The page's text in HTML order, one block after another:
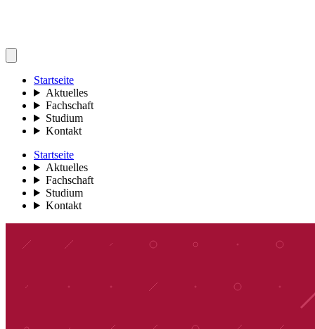
Startseite
Aktuelles
Fachschaft
Studium
Kontakt
Startseite
Aktuelles
Fachschaft
Studium
Kontakt